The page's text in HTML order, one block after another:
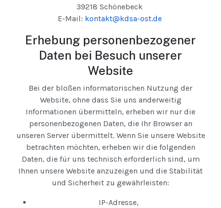
39218 Schönebeck
E-Mail: kontakt@kdsa-ost.de
Erhebung personenbezogener
Daten bei Besuch unserer
Website
Bei der bloßen informatorischen Nutzung der
Website, ohne dass Sie uns anderweitig
Informationen übermitteln, erheben wir nur die
personenbezogenen Daten, die Ihr Browser an
unseren Server übermittelt. Wenn Sie unsere Website
betrachten möchten, erheben wir die folgenden
Daten, die für uns technisch erforderlich sind, um
Ihnen unsere Website anzuzeigen und die Stabilität
und Sicherheit zu gewährleisten:
IP-Adresse,